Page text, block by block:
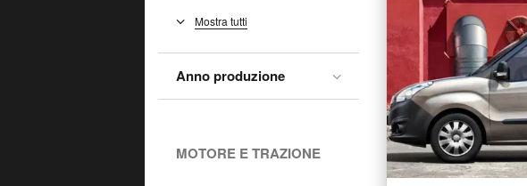
Combo-e Life
Corsa
Frontera
Mostra tutti
Anno produzione
MOTORE E TRAZIONE